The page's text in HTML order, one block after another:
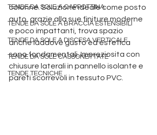
TENDE DA SOLE A CAPPOTTINA
TENDE DA SOLE A BRACCIA ESTENSIBILI
TENDE DA SOLE A DISCESA VERTICALE
TENDE DA SOLE CASSONETTATE
TENDE TECNICHE
colonne. Soluzione ideale come posto
auto, grazie alla sue finiture moderne
e poco impattanti, trova spazio
anche laddove gusto ed estetica
sono fondamentali. Impreziosita con
chiusure laterali in pannello isolante e
pareti scorrevoli in tessuto PVC.